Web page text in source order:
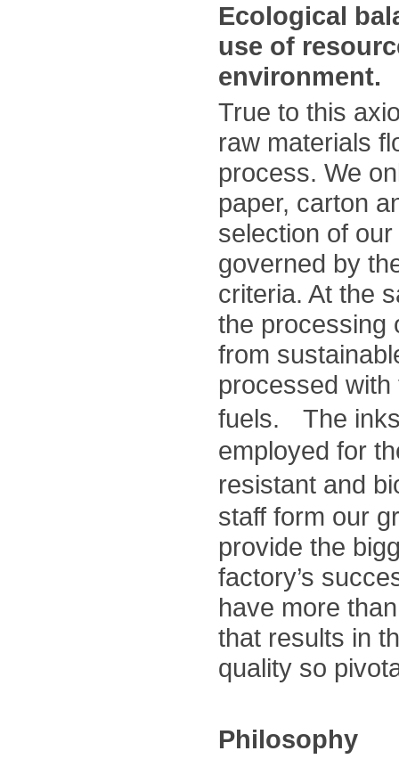
Ecological
use of
environment.
True to this
raw materials
process. We
paper, carton
selection of
governed by
criteria. At the
the processing
from
processed
fuels. The
employed for
resistant and
staff form our
provide the
factory’s
have more
that results in
quality so
Philosophy